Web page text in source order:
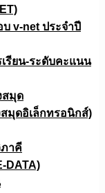
v-net ประจำปี
รียน-ระดับคะแนน
สมุด
มุดอิเล็กทรอนิกส์)
าคี
DATA)